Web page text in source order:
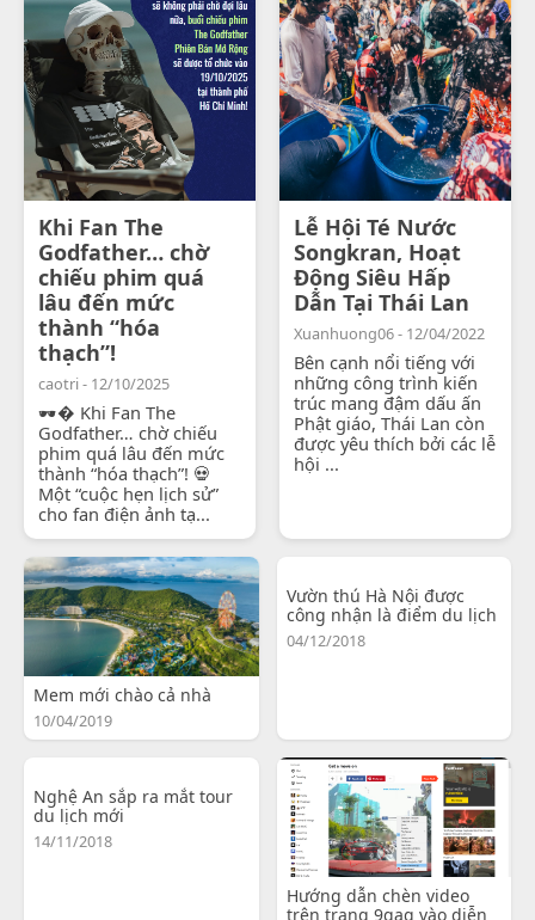
Khi Fan The
Godfather… chờ
chiếu phim quá
lâu đến mức
thành “hóa
thạch”!
caotri - 12/10/2025
🕶� Khi Fan The
Godfather… chờ chiếu
phim quá lâu đến mức
thành “hóa thạch”! 💀
Một “cuộc hẹn lịch sử”
cho fan điện ảnh tạ...
Lễ Hội Té Nước
Songkran, Hoạt
Động Siêu Hấp
Dẫn Tại Thái Lan
Xuanhuong06 - 12/04/2022
Bên cạnh nổi tiếng với
những công trình kiến
trúc mang đậm dấu ấn
Phật giáo, Thái Lan còn
được yêu thích bởi các lễ
hội ...
Mem mới chào cả nhà
10/04/2019
Vườn thú Hà Nội được
công nhận là điểm du lịch
04/12/2018
Nghệ An sắp ra mắt tour
du lịch mới
14/11/2018
Hướng dẫn chèn video
trên trang 9gag vào diễn